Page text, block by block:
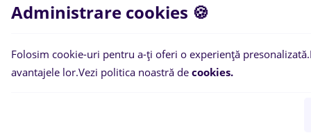
Filtre 0
Administrare cookies 🍪
Folosim cookie-uri pentru a-ți oferi o experiență presonalizată.
avantajele lor.Vezi politica noastră de cookies.